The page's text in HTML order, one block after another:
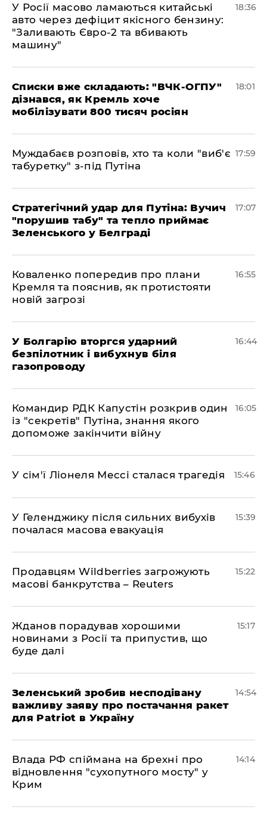
У Росії масово ламаються китайські
авто через дефіцит якісного бензину:
"Заливають Євро-2 та вбивають
машину"
18:36
Списки вже складають: "ВЧК-ОГПУ"
дізнався, як Кремль хоче
мобілізувати 800 тисяч росіян
18:01
Муждабаєв розповів, хто та коли "виб'є
табуретку" з-під Путіна
17:59
Стратегічний удар для Путіна: Вучич
"порушив табу" та тепло приймає
Зеленського у Белграді
17:07
Коваленко попередив про плани
Кремля та пояснив, як протистояти
новій загрозі
16:55
У Болгарію вторгся ударний
безпілотник і вибухнув біля
газопроводу
16:44
Командир РДК Капустін розкрив один
із "секретів" Путіна, знання якого
допоможе закінчити війну
16:05
У сім'ї Ліонеля Мессі сталася трагедія 15:46
У Геленджику після сильних вибухів
почалася масова евакуація
15:39
Продавцям Wildberries загрожують
масові банкрутства – Reuters
15:22
Жданов порадував хорошими
новинами з Росії та припустив, що
буде далі
15:17
Зеленський зробив несподівану
важливу заяву про постачання ракет
для Patriot в Україну
14:54
Влада РФ спіймана на брехні про
відновлення "сухопутного мосту" у
Крим
14:14